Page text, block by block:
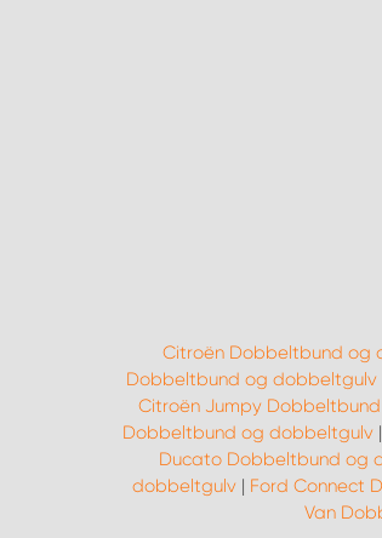
Citroën Dobbeltbund og
Dobbeltbund og dobbeltgulv
Citroën Jumpy
Dobbeltbund og dobbeltgulv|
Ducato Dobbeltbund og
dobbeltgulv| Ford Connect
Van